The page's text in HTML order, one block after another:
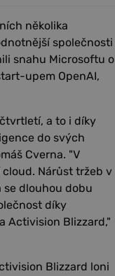
několika
společnosti
snahu Microsoftu o
upem OpenAI,
a to i díky
do svých
Cverna. "V
Nárůst tržeb v
dlouhou dobu
díky
Activision Blizzard,"
Blizzard loni